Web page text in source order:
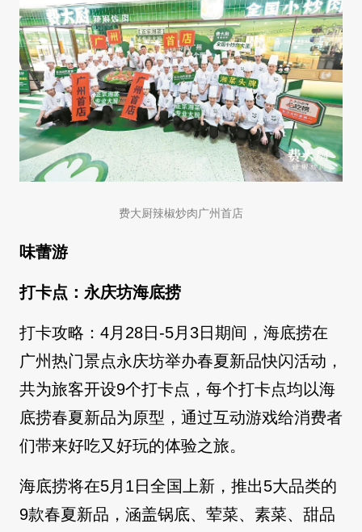
费大厨辣椒炒肉广州首店
味蕾游
打卡点：永庆坊海底捞
打卡攻略：4月28日-5月3日期间，海底捞在
广州热门景点永庆坊举办春夏新品快闪活动，
共为旅客开设9个打卡点，每个打卡点均以海
底捞春夏新品为原型，通过互动游戏给消费者
们带来好吃又好玩的体验之旅。
海底捞将在5月1日全国上新，推出5大品类的
9款春夏新品，涵盖锅底、荤菜、素菜、甜品